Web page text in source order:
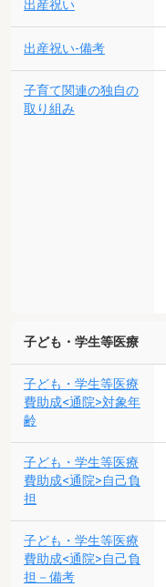
出産祝い
出産祝い-備考
子育て関連の独自の
取り組み
子ども・学生等医療
子ども・学生等医療
費助成<通院>対象年
齢
子ども・学生等医療
費助成<通院>自己負
担
子ども・学生等医療
費助成<通院>自己負
担－備考